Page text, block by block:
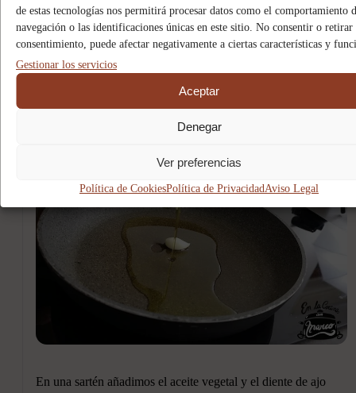
de estas tecnologías nos permitirá procesar datos como el comportamiento
navegación o las identificaciones únicas en este sitio. No consentir o retirar
consentimiento, puede afectar negativamente a ciertas características y
Gestionar los servicios
Aceptar
Denegar
Ver preferencias
Política de CookiesPolítica de PrivacidadAviso Legal
agua corriente para eliminar el exceso de sal.
En este punto el karela ya está listo para cocinarse.
En una sartén añadimos el aceite vegetal y el diente de ajo